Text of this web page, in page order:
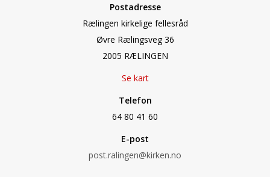
Postadresse
Rælingen kirkelige fellesråd
Øvre Rælingsveg 36
2005 RÆLINGEN
Se kart
Telefon
64 80 41 60
E-post
post.ralingen@kirken.no